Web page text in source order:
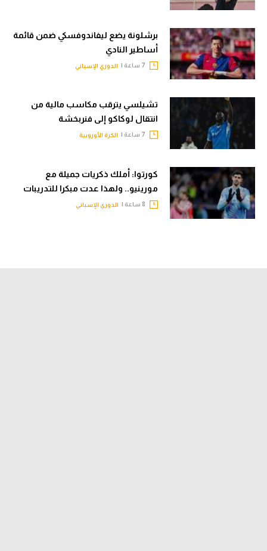
برشلونة يضع ليفاندوفسكي ضمن قائمة
أساطير النادي
الدوري الإسباني
تشيلسي يترقب مكاسب مالية من
انتقال لوكاكو إلى فنربخشة
الكرة الأوروبية
كورتوا: أملك ذكريات جميلة مع
مورينيو.. ولهذا عدت مبكرا للتدريبات
الدوري الإسباني